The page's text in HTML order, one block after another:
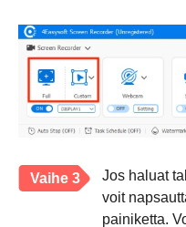
Vaihe 3
Jos haluat
voit
painiketta.